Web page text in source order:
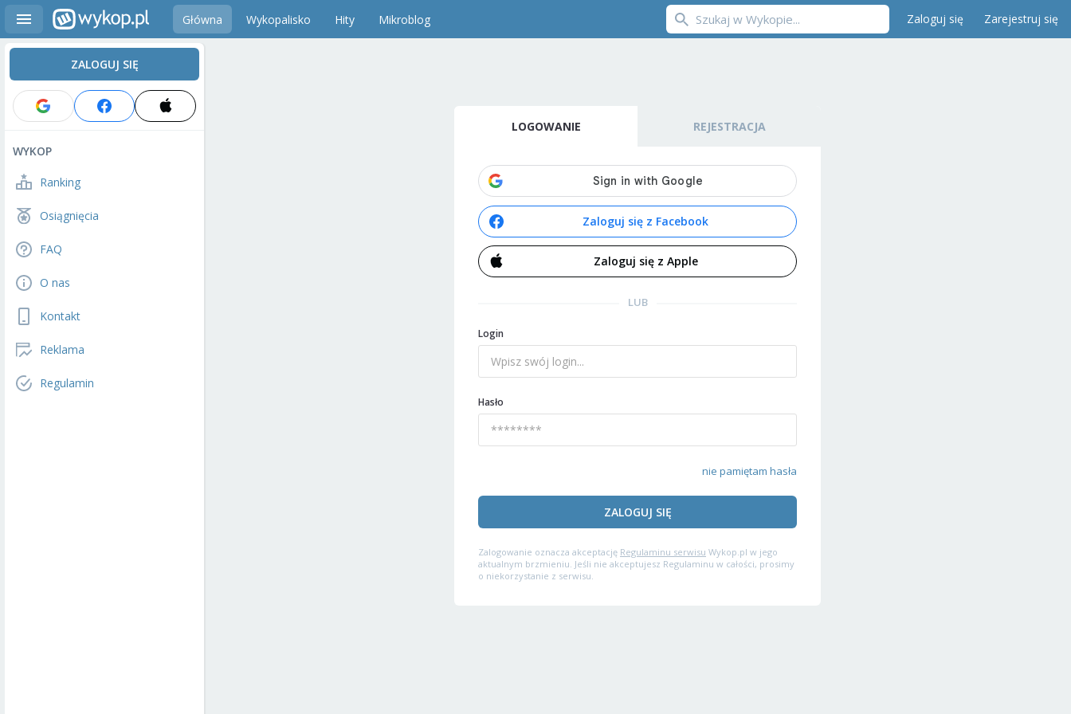
Główna Wykopalisko Hity Mikroblog Zaloguj się Zarejestruj się
ZALOGUJ SIĘ
WYKOP
Ranking
Osiągnięcia
FAQ
O nas
Kontakt
Reklama
Regulamin
LOGOWANIE REJESTRACJA
Zaloguj się z Facebook
Zaloguj się z Apple
LUB
Login
Hasło
nie pamiętam hasła
ZALOGUJ SIĘ
Zalogowanie oznacza akceptację Regulaminu serwisu Wykop.pl w jego
aktualnym brzmieniu. Jeśli nie akceptujesz Regulaminu w całości, prosimy
o niekorzystanie z serwisu.